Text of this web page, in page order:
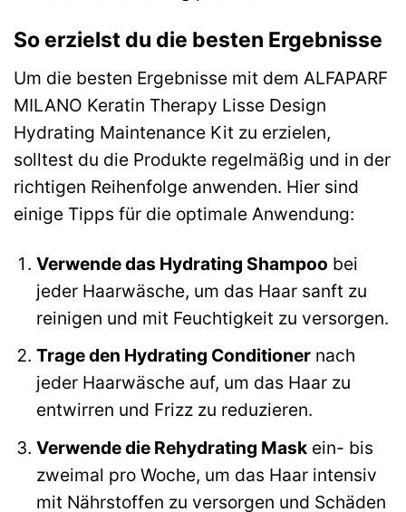
So erzielst du die besten Ergebnisse
Um die besten Ergebnisse mit dem ALFAPARF
MILANO Keratin Therapy Lisse Design
Hydrating Maintenance Kit zu erzielen,
solltest du die Produkte regelmäßig und in der
richtigen Reihenfolge anwenden. Hier sind
einige Tipps für die optimale Anwendung:
Verwende das Hydrating Shampoo bei
jeder Haarwäsche, um das Haar sanft zu
reinigen und mit Feuchtigkeit zu versorgen.
Trage den Hydrating Conditionernach
jeder Haarwäsche auf, um das Haar zu
entwirren und Frizz zu reduzieren.
Verwende die Rehydrating Maskein- bis
zweimal pro Woche, um das Haar intensiv
mit Nährstoffen zu versorgen und Schäden